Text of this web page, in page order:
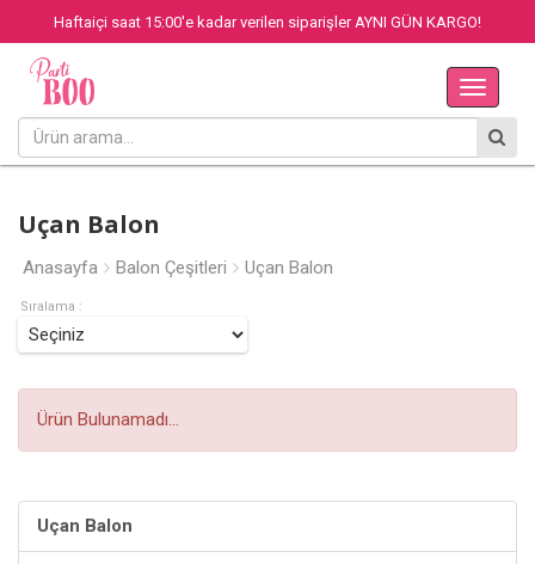
Haftaiçi saat 15:00'e kadar verilen siparişler AYNI GÜN KARGO!
Main
Menu
Uçan Balon
Anasayfa Balon Çeşitleri Uçan Balon
Sıralama :
Ürün Bulunamadı...
Uçan Balon